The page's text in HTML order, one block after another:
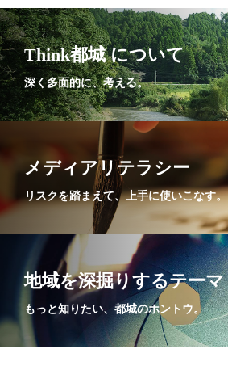
Think都城 について
深く多面的に、考える。
メディアリテラシー
リスクを踏まえて、上手に使いこなす。
地域を深掘りするテーマ
もっと知りたい、都城のホントウ。